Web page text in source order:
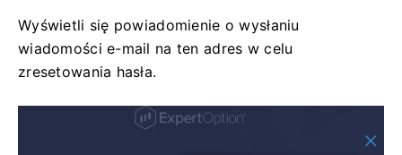
Wyświetli się powiadomienie o wysłaniu
wiadomości e-mail na ten adres w celu
zresetowania hasła.